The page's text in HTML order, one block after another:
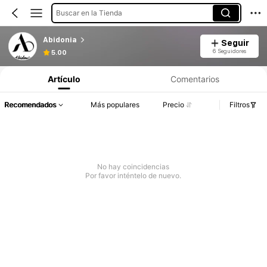
Buscar en la Tienda
Abidonia
5.00
Seguir
6 Seguidores
Artículo Comentarios
Recomendados Más populares Precio Filtros
No hay coincidencias
Por favor inténtelo de nuevo.